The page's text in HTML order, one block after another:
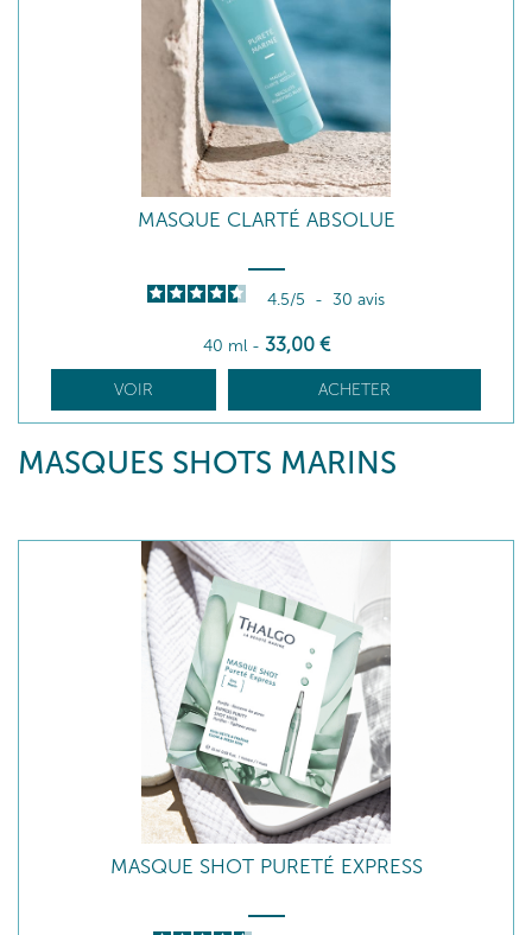
MASQUE CLARTÉ ABSOLUE
4.5/5 - 30 avis
40 ml - 33,00 €
VOIR ACHETER
MASQUES SHOTS MARINS
MASQUE SHOT PURETÉ EXPRESS